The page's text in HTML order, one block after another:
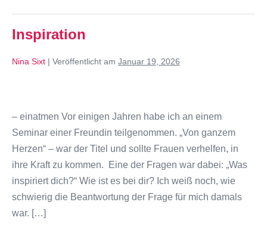
Inspiration
Nina Sixt | Veröffentlicht am Januar 19, 2026
– einatmen Vor einigen Jahren habe ich an einem
Seminar einer Freundin teilgenommen. „Von ganzem
Herzen“ – war der Titel und sollte Frauen verhelfen, in
ihre Kraft zu kommen. Eine der Fragen war dabei: „Was
inspiriert dich?“ Wie ist es bei dir? Ich weiß noch, wie
schwierig die Beantwortung der Frage für mich damals
war. […]